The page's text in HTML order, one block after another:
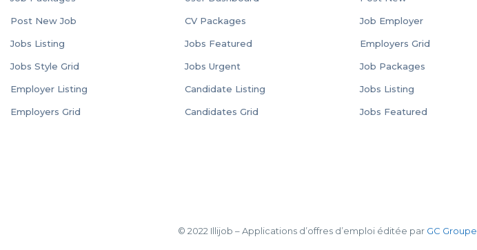
Post New Job
Jobs Listing
Jobs Style Grid
Employer Listing
Employers Grid
CV Packages
Jobs Featured
Jobs Urgent
Candidate Listing
Candidates Grid
Job Employer
Employers Grid
Job Packages
Jobs Listing
Jobs Featured
© 2022 Illijob – Applications d’offres d’emploi éditée par GC Groupe